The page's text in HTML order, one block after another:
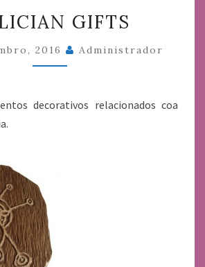
GIFTSGIFTS
2016 Administrador
decorativos relacionados coa